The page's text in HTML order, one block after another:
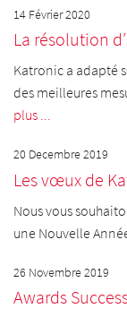
14 Février 2020
La résolution
Katronic a adapté
des meilleures
plus ...
20 Decembre 2019
Les vœux de
Nous vous
une Nouvelle
26 Novembre 2019
Awards